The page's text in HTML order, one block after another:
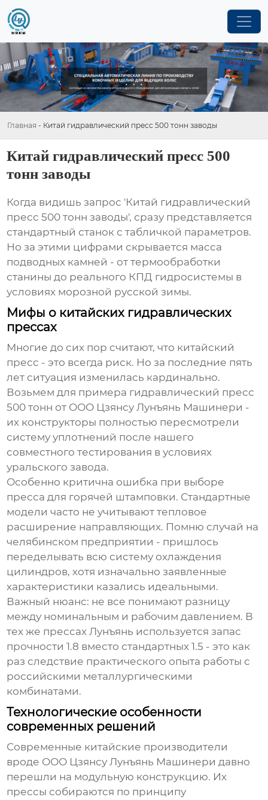
Главная - Китай гидравлический пресс 500 тонн заводы
Китай гидравлический пресс 500
тонн заводы
Когда видишь запрос 'Китай гидравлический
пресс 500 тонн заводы', сразу представляется
стандартный станок с табличкой параметров.
Но за этими цифрами скрывается масса
подводных камней - от термообработки
станины до реального КПД гидросистемы в
условиях морозной русской зимы.
Мифы о китайских гидравлических
прессах
Многие до сих пор считают, что китайский
пресс - это всегда риск. Но за последние пять
лет ситуация изменилась кардинально.
Возьмем для примера гидравлический пресс
500 тонн от ООО Цзянсу Лунъянь Машинери -
их конструкторы полностью пересмотрели
систему уплотнений после нашего
совместного тестирования в условиях
уральского завода.
Особенно критична ошибка при выборе
пресса для горячей штамповки. Стандартные
модели часто не учитывают тепловое
расширение направляющих. Помню случай на
челябинском предприятии - пришлось
переделывать всю систему охлаждения
цилиндров, хотя изначально заявленные
характеристики казались идеальными.
Важный нюанс: не все понимают разницу
между номинальным и рабочим давлением. В
тех же прессах Лунъянь используется запас
прочности 1.8 вместо стандартных 1.5 - это как
раз следствие практического опыта работы с
российскими металлургическими
комбинатами.
Технологические особенности
современных решений
Современные китайские производители
вроде ООО Цзянсу Лунъянь Машинери давно
перешли на модульную конструкцию. Их
прессы собираются по принципу